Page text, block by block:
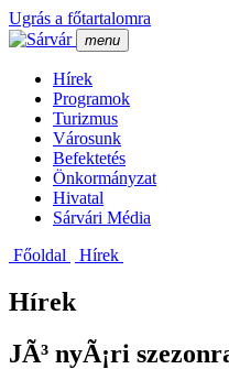
Ugrás a főtartalomra
menu
Hí­rek
Programok
Turizmus
Városunk
Befektetés
Önkormányzat
Hivatal
Sárvári Média
Főoldal
Hí­rek
Hírek
JÃ³ nyÃ¡ri